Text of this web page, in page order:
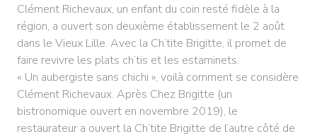
Clément Richevaux, un enfant du coin resté fidèle à la
région, a ouvert son deuxième établissement le 2 août
dans le Vieux Lille. Avec la Ch’tite Brigitte, il promet de
faire revivre les plats ch’tis et les estaminets.
« Un aubergiste sans chichi », voilà comment se considère
Clément Richevaux. Après Chez Brigitte (un
bistronomique ouvert en novembre 2019), le
restaurateur a ouvert la Ch’tite Brigitte de l’autre côté de